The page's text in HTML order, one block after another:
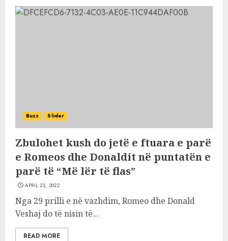
Buzz Slider
Zbulohet kush do jetë e ftuara e parë
e Romeos dhe Donaldit në puntatën e
parë të “Më lër të flas”
APRIL 22, 2022
Nga 29 prilli e në vazhdim, Romeo dhe Donald
Veshaj do të nisin të...
READ MORE